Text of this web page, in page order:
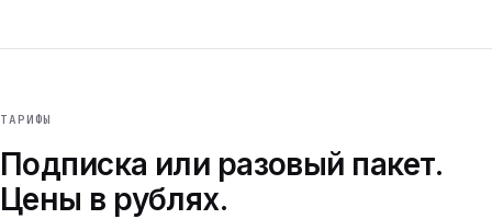
ТАРИФЫ
Подписка или разовый пакет.
Цены в рублях.